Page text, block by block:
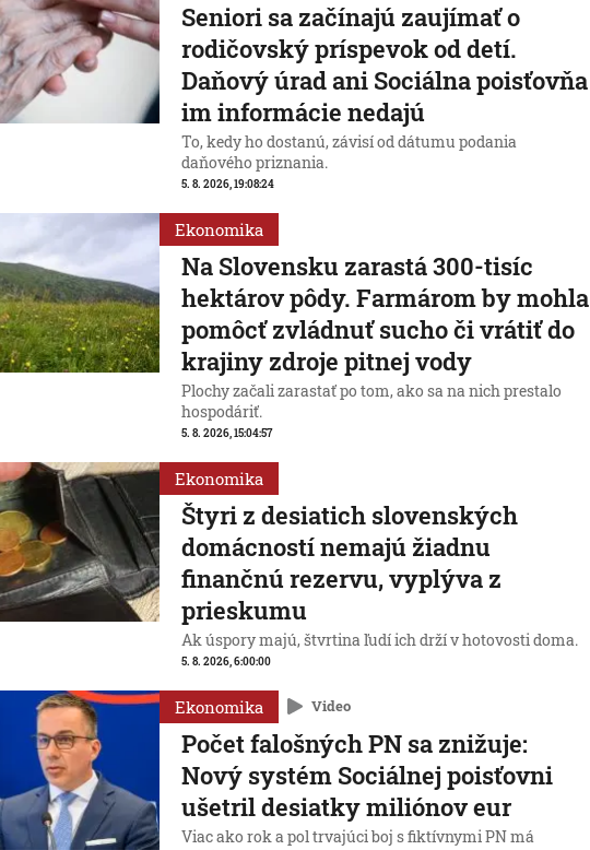
Seniori sa začínajú zaujímať o
rodičovský príspevok od detí.
Daňový úrad ani Sociálna poisťovňa
im informácie nedajú
To, kedy ho dostanú, závisí od dátumu podania
daňového priznania.
5. 8. 2026, 19:08:24
Ekonomika
Na Slovensku zarastá 300-tisíc
hektárov pôdy. Farmárom by mohla
pomôcť zvládnuť sucho či vrátiť do
krajiny zdroje pitnej vody
Plochy začali zarastať po tom, ako sa na nich prestalo
hospodáriť.
5. 8. 2026, 15:04:57
Ekonomika
Štyri z desiatich slovenských
domácností nemajú žiadnu
finančnú rezervu, vyplýva z
prieskumu
Ak úspory majú, štvrtina ľudí ich drží v hotovosti doma.
5. 8. 2026, 6:00:00
Ekonomika Video
Počet falošných PN sa znižuje:
Nový systém Sociálnej poisťovni
ušetril desiatky miliónov eur
Viac ako rok a pol trvajúci boj s fiktívnymi PN má